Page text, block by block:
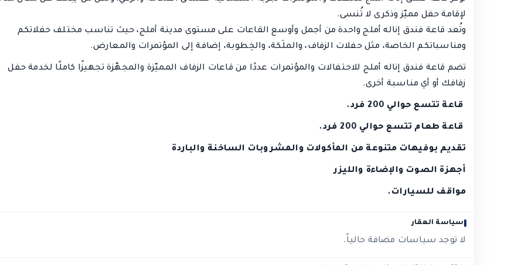
لإقامة حفل مميّز وذكرى لا تُنسى.
وتُعد قاعة فندق إناله أملج واحدة من أجمل وأوسع القاعات على مستوى مدينة أملج، حيث تناسب مختلف حفلاتكم
ومناسباتكم الخاصة، مثل حفلات الزفاف، والملَكة، والخِطوبة، إضافة إلى المؤتمرات والمعارض.
تضم قاعة فندق إناله أملج للاحتفالات والمؤتمرات عددًا من قاعات الزفاف المميّزة والمجهّزة تجهيزًا كاملًا لخدمة حفل
زفافك أو أي مناسبة أخرى.
قاعة تتسع حوالي 200 فرد .
قاعة طعام تتسع حوالي 200 فرد .
تقديم بوفيهات متنوعة من المأكولات والمشروبات الساخنة والباردة
أجهزة الصوت والإضاءة والليزر
مواقف للسيارات.
سياسة العقار
لا توجد سياسات مضافة حالياً.